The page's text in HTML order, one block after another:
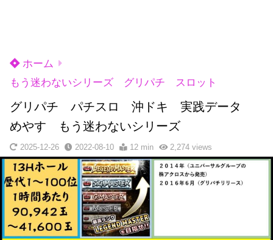
ホーム
もう迷わないシリーズ グリパチ スロット
グリパチ パチスロ 沖ドキ 実践データ
めやす もう迷わないシリーズ
2025-12-26 2022-08-10 12 min 2,274views